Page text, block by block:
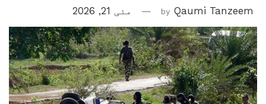
by Qaumi Tanzeem مئی 21, 2026